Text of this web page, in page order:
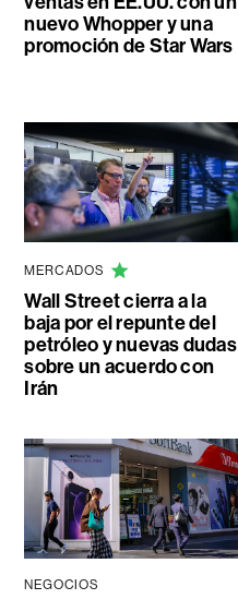
nuevo Whopper y una
promoción de Star Wars
MERCADOS
Wall Street cierra a la
baja por el repunte del
petróleo y nuevas dudas
sobre un acuerdo con
Irán
NEGOCIOS